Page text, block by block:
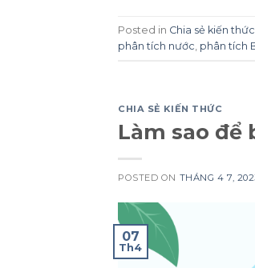
Posted in Chia sẻ kiến thức
phân tích nước phân tích
CHIA SẺ KIẾN THỨC
Làm sao để
POSTED ON THÁNG 4 7,
07
Th4